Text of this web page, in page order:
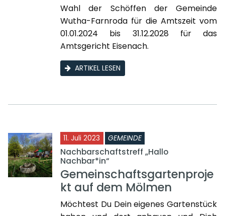
Wahl der Schöffen der Gemeinde
Wutha-Farnroda für die Amtszeit vom
01.01.2024 bis 31.12.2028 für das
Amtsgericht Eisenach.
ARTIKEL LESEN
11. Juli 2023 GEMEINDE
Nachbarschaftstreff „Hallo
Nachbar*in“
Gemeinschaftsgartenproje
kt auf dem Mölmen
Möchtest Du Dein eigenes Gartenstück